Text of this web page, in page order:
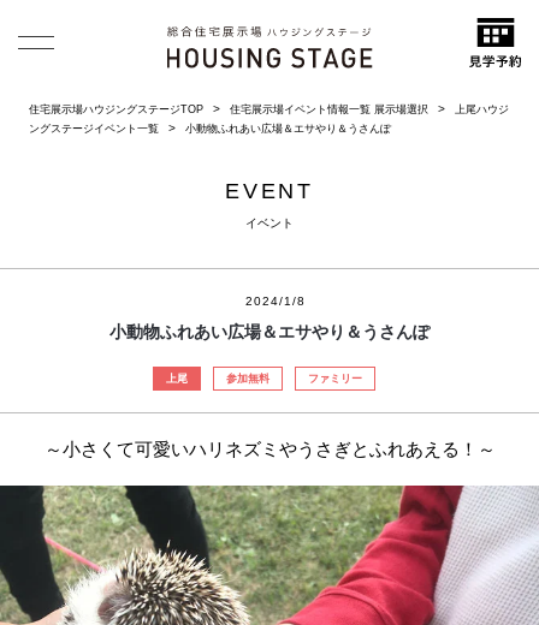
住宅展示場ハウジングステージTOP 住宅展示場イベント情報一覧 展示場選択
上尾ハウジ
ングステージイベント一覧
小動物ふれあい広場＆エサやり＆うさんぽ
EVENT
イベント
2024/1/8
小動物ふれあい広場＆エサやり＆うさんぽ
上尾 参加無料 ファミリー
～小さくて可愛いハリネズミやうさぎとふれあえる！～